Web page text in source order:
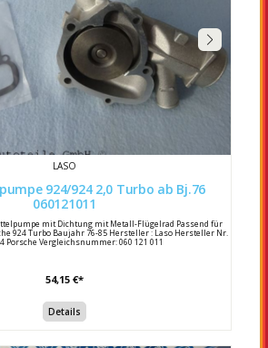
LASO
924/924 2,0 Turbo ab Bj.76
060121011
mit Dichtung mit Metall-Flügelrad Passend für
924 Turbo Baujahr 76-85 Hersteller : Laso Hersteller Nr.
Porsche Vergleichsnummer: 060 121 011
54,15 €*
Details